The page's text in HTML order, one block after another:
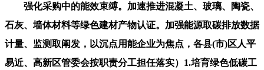
强化采购中的能效束缚。加速推进混凝土、玻璃、陶瓷、
石灰、墙体材料等绿色建材产物认证。加强能源取碳排放数据
计量、监测取阐发，以沉点用能企业为焦点，各县(市)区人平
易近、高新区管委会按职责分工担任落实）1.培育绿色低碳工